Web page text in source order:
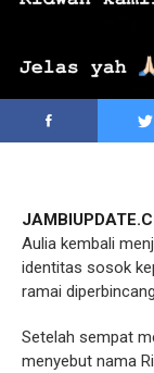
Aulia kembali
identitas sosok
ramai
Setelah sempat
menyebut nama